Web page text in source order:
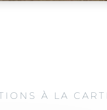
À LA